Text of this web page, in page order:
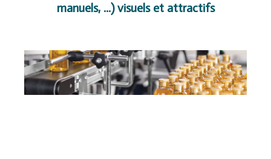
manuels, ...) visuels et attractifs